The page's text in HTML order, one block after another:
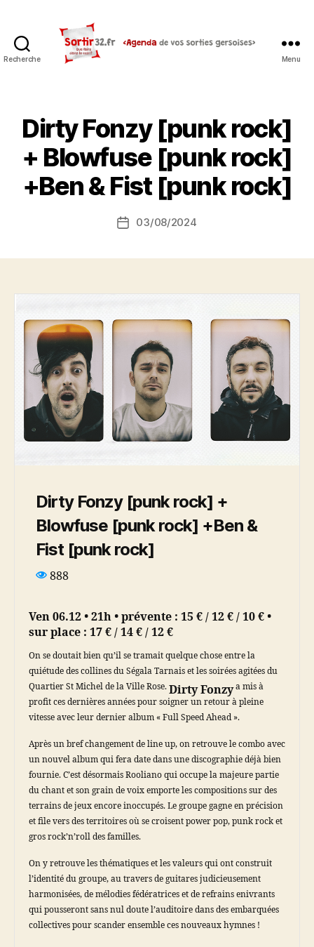
Recherche Menu
Dirty Fonzy [punk rock]
+ Blowfuse [punk rock]
+Ben & Fist [punk rock]
Date03/08/2024
Dirty Fonzy [punk rock] +
Blowfuse [punk rock] +Ben &
Fist [punk rock]
888
Ven 06.12 • 21h • prévente : 15 € / 12 € / 10 € •
sur place : 17 € / 14 € / 12 €
On se doutait bien qu’il se tramait quelque chose entre la
quiétude des collines du Ségala Tarnais et les soirées agitées du
Quartier St Michel de la Ville Rose. Dirty Fonzya mis à
profit ces dernières années pour soigner un retour à pleine
vitesse avec leur dernier album « Full Speed Ahead ».
Après un bref changement de line up, on retrouve le combo avec
un nouvel album qui fera date dans une discographie déjà bien
fournie. C’est désormais Rooliano qui occupe la majeure partie
du chant et son grain de voix emporte les compositions sur des
terrains de jeux encore inoccupés. Le groupe gagne en précision
et file vers des territoires où se croisent power pop, punk rock et
gros rock’n’roll des familles.
On y retrouve les thématiques et les valeurs qui ont construit
l’identité du groupe, au travers de guitares judicieusement
harmonisées, de mélodies fédératrices et de refrains enivrants
qui pousseront sans nul doute l’auditoire dans des embarquées
collectives pour scander ensemble ces nouveaux hymnes !